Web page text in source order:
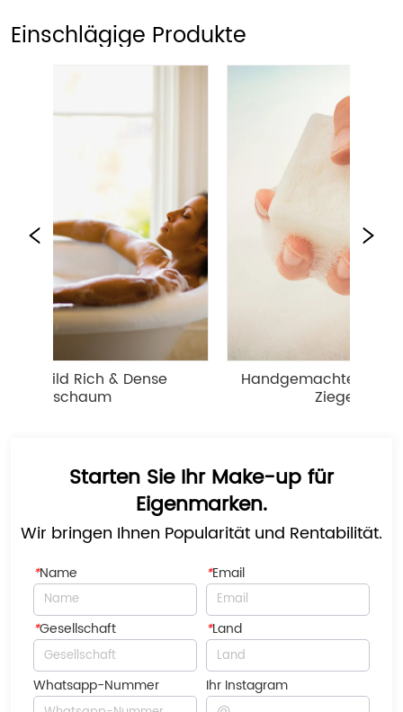
Einschlägige Produkte
Rich & Dense Handgemachte Reismilch
Ziegenmilchseife
Starten Sie Ihr Make-up für
Eigenmarken.
Wir bringen Ihnen Popularität und Rentabilität.
*Name *Email
*Gesellschaft *Land
Whatsapp-Nummer Ihr Instagram